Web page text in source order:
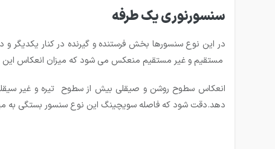
سنسورنوری یک طرفه
در این نوع سنسورها بخش فرستنده و گیرنده در كنار
مستقیم و غیر مستقیم منعکس می شود که میزان انعکاس این
انعکاس سطوح روشن و صیقلی بیش از سطوح تیره و غیر
دهد.دقت شود که فاصله سویچینگ این نوع سنسور بستگی به